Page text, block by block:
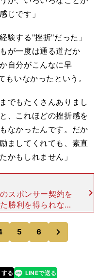
じです」
験する"挫折"だった」
が一度は通る道だか
自分がこんなに早
もいなかったという。
でもたくさんありまし
、これほどの挫折感を
なかったんです。だか
ましてくれても、素直
かもしれません」
スポンサー契約を
勝利を得られなか
スタジオアリス女
庫県）をはじめ、
5 6
のページへ
る
line LINEで送る